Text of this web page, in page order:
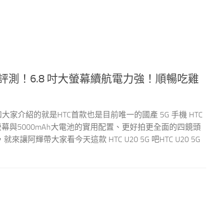
測！6.8 吋大螢幕續航電力強！順暢吃雞
家介紹的就是HTC首款也是目前唯一的國產 5G 手機 HTC
與5000mAh大電池的實用配置、更好拍更全面的四鏡頭
來讓阿輝帶大家看今天這款 HTC U20 5G 吧HTC U20 5G